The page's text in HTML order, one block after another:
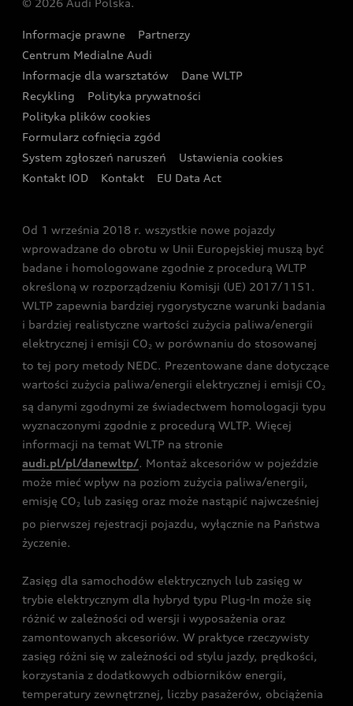
Wyszukaj najbliższego Partnera Audi
Oferta dla przedsiębiorców
Oferta dla klientów prywatnych
Kalkulator rat
Ubezpieczenie
Audi exclusive
Zasięg
Gwarancja
Akcje serwisowe Audi
Katalog online akcesoriów
Audi i Muzeum Sztuki Nowoczesnej w Warszawie
Audi driving experience
Audi quattro Cup
Audi i Puchar Świata w Skokach Narciarskich w
Zakopanem
© 2026 Audi Polska.
Informacje prawne
Partnerzy
Centrum Medialne Audi
Informacje dla warsztatów
Dane WLTP
Recykling
Polityka prywatności
Polityka plików cookies
Formularz cofnięcia zgód
System zgłoszeń naruszeń
Ustawienia cookies
Kontakt IOD
Kontakt EU Data Act
Od 1 września 2018 r. wszystkie nowe pojazdy
wprowadzane do obrotu w Unii Europejskiej muszą być
badane i homologowane zgodnie z procedurą WLTP
określoną w rozporządzeniu Komisji (UE) 2017/1151.
WLTP zapewnia bardziej rygorystyczne warunki badania
i bardziej realistyczne wartości zużycia paliwa/energii
elektrycznej i emisji CO2 w porównaniu do stosowanej
to tej pory metody NEDC. Prezentowane dane dotyczące
wartości zużycia paliwa/energii elektrycznej i emisji CO2
są danymi zgodnymi ze świadectwem homologacji typu
wyznaczonymi zgodnie z procedurą WLTP. Więcej
informacji na temat WLTP na stronie
audi.pl/pl/danewltp/. Montaż akcesoriów w pojeździe
może mieć wpływ na poziom zużycia paliwa/energii,
emisję CO2 lub zasięg oraz może nastąpić najwcześniej
po pierwszej rejestracji pojazdu, wyłącznie na Państwa
życzenie.
Zasięg dla samochodów elektrycznych lub zasięg w
trybie elektrycznym dla hybryd typu Plug-In może się
różnić w zależności od wersji i wyposażenia oraz
zamontowanych akcesoriów. W praktyce rzeczywisty
zasięg różni się w zależności od stylu jazdy, prędkości,
korzystania z dodatkowych odbiorników energii,
temperatury zewnętrznej, liczby pasażerów, obciążenia